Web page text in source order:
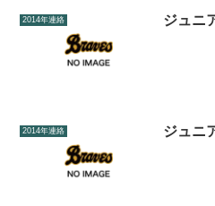
2014年連絡 ジュニ
2014年連絡 ジュニ